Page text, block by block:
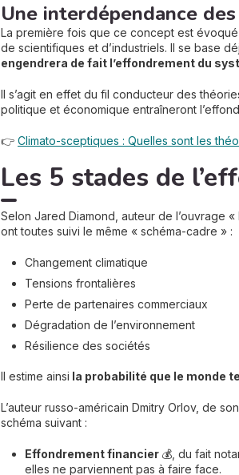
Une interdépendance
La première fois que ce concept est
de scientifiques et d’industriels. Il se base
engendrera de fait l’effondrement du
Il s’agit en effet du fil conducteur des
politique et économique entraîneront
👉 Climato-sceptiques : Quelles sont les
Les 5 stades de
Selon Jared Diamond, auteur de l’ouvrage
ont toutes suivi le même « schéma-cadre » :
Changement climatique
Tensions frontalières
Perte de partenaires commerciaux
Dégradation de l’environnement
Résilience des sociétés
Il estime ainsi la probabilité que le monde
L’auteur russo-américain Dmitry Orlov, de
schéma suivant :
Effondrement financier 💰, du fait
elles ne parviennent pas à faire face.